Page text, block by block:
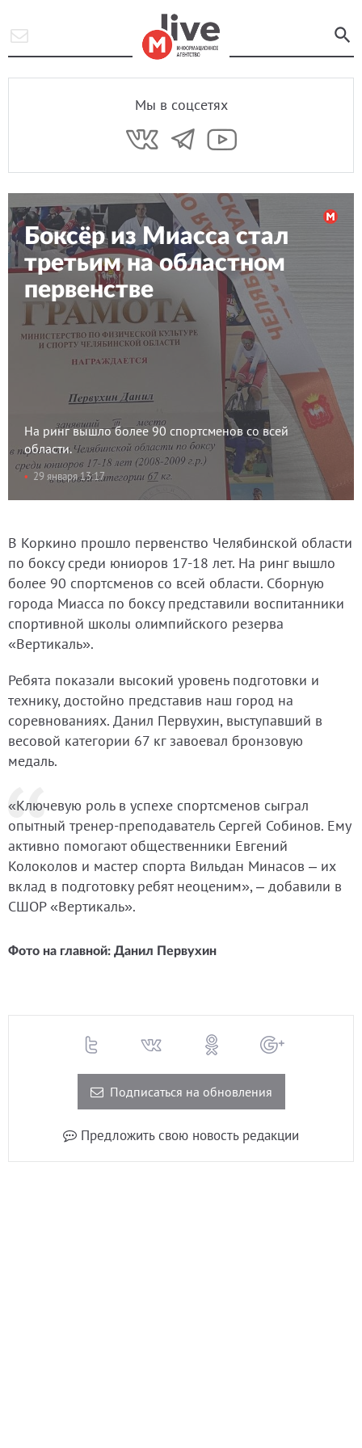
Мы в соцсетях
Боксёр из Миасса стал
третьим на областном
первенстве
На ринг вышло более 90 спортсменов со всей
области.
29 января 13:17
В Коркино прошло первенство Челябинской области
по боксу среди юниоров 17-18 лет. На ринг вышло
более 90 спортсменов со всей области. Сборную
города Миасса по боксу представили воспитанники
спортивной школы олимпийского резерва
«Вертикаль».
Ребята показали высокий уровень подготовки и
технику, достойно представив наш город на
соревнованиях. Данил Первухин, выступавший в
весовой категории 67 кг завоевал бронзовую
медаль.
«Ключевую роль в успехе спортсменов сыграл
опытный тренер-преподаватель Сергей Собинов. Ему
активно помогают общественники Евгений
Колоколов и мастер спорта Вильдан Минасов – их
вклад в подготовку ребят неоценим», – добавили в
СШОР «Вертикаль».
Фото на главной: Данил Первухин
Подписаться на обновления
Предложить свою новость редакции